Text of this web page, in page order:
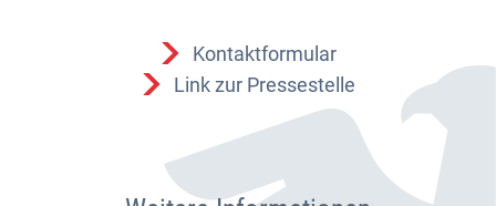
Kontaktformular
Link zur Pressestelle